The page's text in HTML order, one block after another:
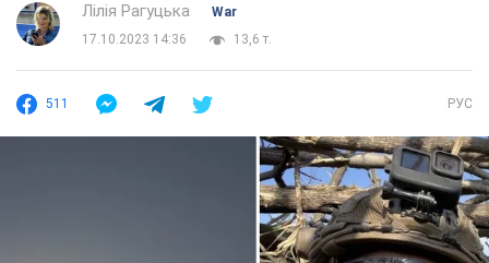
Лілія Рагуцька
War
17.10.2023 14:36
13,6 т.
511 РУС